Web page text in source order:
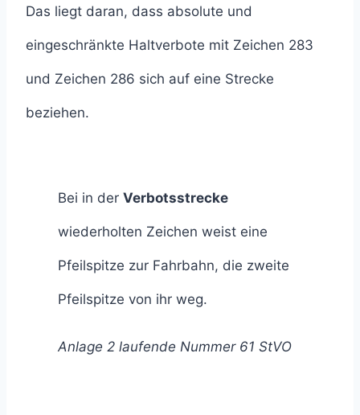
Das liegt daran, dass absolute und
eingeschränkte Haltverbote mit Zeichen 283
und Zeichen 286 sich auf eine Strecke
beziehen.
Bei in der Verbotsstrecke
wiederholten Zeichen weist eine
Pfeilspitze zur Fahrbahn, die zweite
Pfeilspitze von ihr weg.
Anlage 2 laufende Nummer 61 StVO